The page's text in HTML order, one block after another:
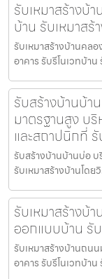
รับเหมาสร้างบ้
บ้าน รับเหมาสร้
รับเหมาสร้างบ้านคลอ
อาคาร รับรีโนเวทบ้า
รับสร้างบ้านบ้า
มาตรฐานสูง บริ
และสถาปนิกที่
รับสร้างบ้านบ้านบ่อ
รับเหมาสร้างบ้านโด
รับเหมาสร้างบ้
ออกแบบบ้าน รั
รับเหมาสร้างบ้านถนน
อาคาร รับรีโนเวทบ้า